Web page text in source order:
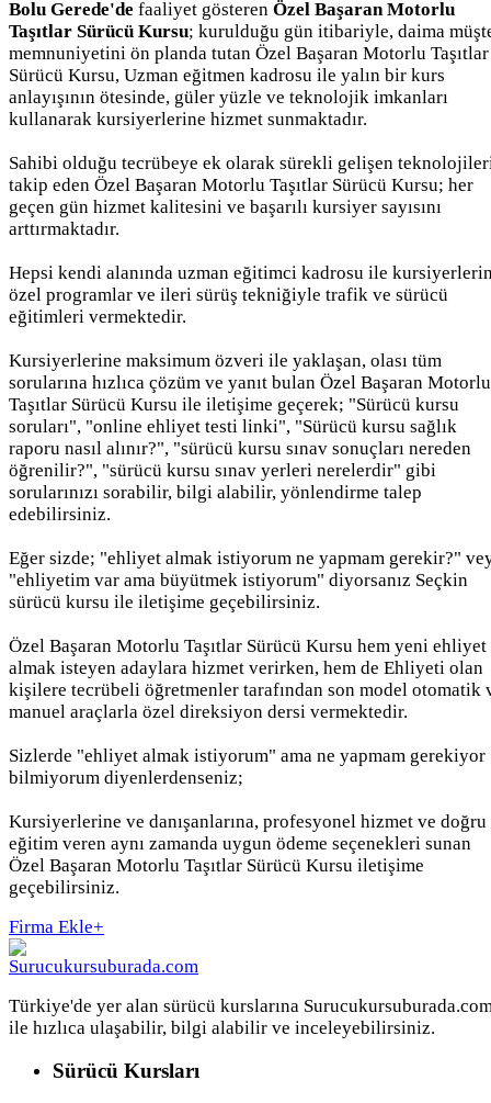
Bolu Gerede'de faaliyet gösteren Özel Başaran Motorlu
Taşıtlar Sürücü Kursu; kurulduğu gün itibariyle, daima
memnuniyetini ön planda tutan Özel Başaran Motorlu Taşıtlar
Sürücü Kursu, Uzman eğitmen kadrosu ile yalın bir kurs
anlayışının ötesinde, güler yüzle ve teknolojik imkanları
kullanarak kursiyerlerine hizmet sunmaktadır.
Sahibi olduğu tecrübeye ek olarak sürekli gelişen
takip eden Özel Başaran Motorlu Taşıtlar Sürücü Kursu; her
geçen gün hizmet kalitesini ve başarılı kursiyer sayısını
arttırmaktadır.
Hepsi kendi alanında uzman eğitimci kadrosu ile
özel programlar ve ileri sürüş tekniğiyle trafik ve sürücü
eğitimleri vermektedir.
Kursiyerlerine maksimum özveri ile yaklaşan, olası tüm
sorularına hızlıca çözüm ve yanıt bulan Özel Başaran Motorlu
Taşıtlar Sürücü Kursu ile iletişime geçerek; "Sürücü kursu
soruları", "online ehliyet testi linki", "Sürücü kursu sağlık
raporu nasıl alınır?", "sürücü kursu sınav sonuçları nereden
öğrenilir?", "sürücü kursu sınav yerleri nerelerdir" gibi
sorularınızı sorabilir, bilgi alabilir, yönlendirme talep
edebilirsiniz.
Eğer sizde; "ehliyet almak istiyorum ne yapmam gerekir?"
"ehliyetim var ama büyütmek istiyorum" diyorsanız Seçkin
sürücü kursu ile iletişime geçebilirsiniz.
Özel Başaran Motorlu Taşıtlar Sürücü Kursu hem yeni ehliyet
almak isteyen adaylara hizmet verirken, hem de Ehliyeti olan
kişilere tecrübeli öğretmenler tarafından son model otomatik
manuel araçlarla özel direksiyon dersi vermektedir.
Sizlerde "ehliyet almak istiyorum" ama ne yapmam gerekiyor
bilmiyorum diyenlerdenseniz;
Kursiyerlerine ve danışanlarına, profesyonel hizmet ve doğru
eğitim veren aynı zamanda uygun ödeme seçenekleri sunan
Özel Başaran Motorlu Taşıtlar Sürücü Kursu iletişime
geçebilirsiniz.
Firma Ekle+
Türkiye'de yer alan sürücü kurslarına
ile hızlıca ulaşabilir, bilgi alabilir ve inceleyebilirsiniz.
Sürücü Kursları